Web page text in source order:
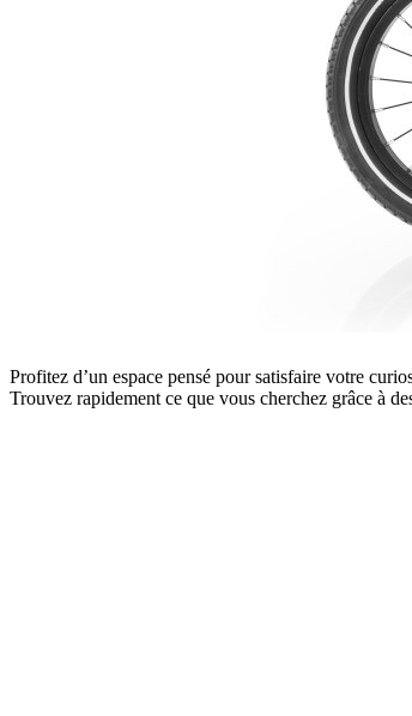
Profitez d’un espace pensé pour satisfaire votre
Trouvez rapidement ce que vous cherchez grâce à